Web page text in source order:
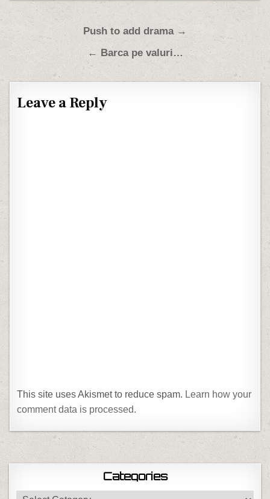
Post navigationPush to add drama →
← Barca pe valuri…
Leave a Reply
This site uses Akismet to reduce spam. Learn how your
comment data is processed.
Categories
Categories